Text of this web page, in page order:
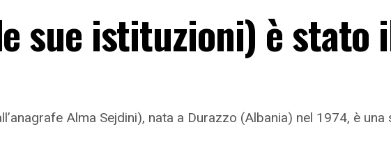
sue istituzioni) è stato
Alma Sejdini), nata a Durazzo (Albania) nel 1974, è